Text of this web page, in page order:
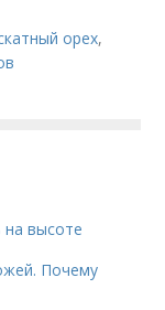
орех,
на высоте
Почему